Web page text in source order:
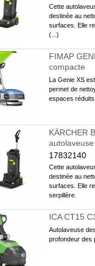
Cette
destinée au
surfaces. Elle
(...)
FIMAP
compacte
La Genie XS
permet de
espaces
KÄRCHER
17832140
Cette
destinée au
surfaces. Elle
serpillère.
ICA CT15
Autolaveuse
profondeur des